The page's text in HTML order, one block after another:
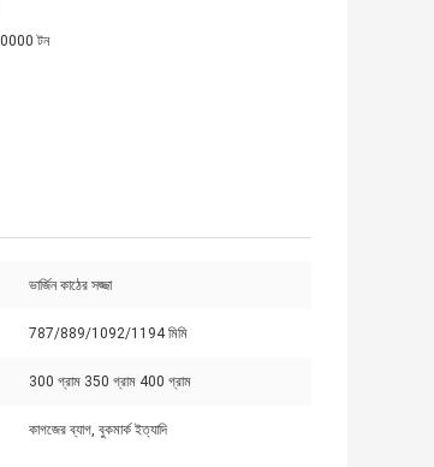
টন
ভার্জিন কাঠের সজ্জা
787/889/1092/1194 মিমি
300 গ্রাম 350 গ্রাম 400 গ্রাম
কাগজের ব্যাগ, বুকমার্ক ইত্যাদি